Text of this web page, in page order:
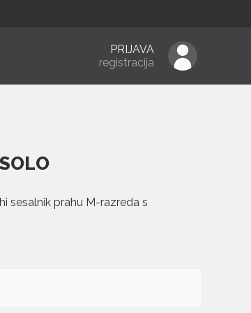
PRIJAVA
registracija
sesalnik prahu M-razreda s